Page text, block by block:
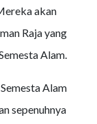
akan
Raja yang
Alam.
Alam
sepenuhnya